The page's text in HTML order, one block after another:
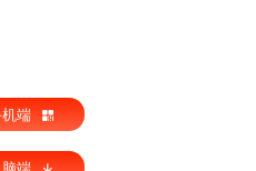
端